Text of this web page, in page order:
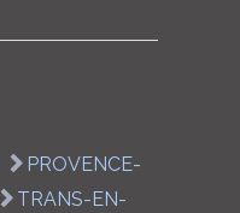
PROVENCE-
TRANS-EN-